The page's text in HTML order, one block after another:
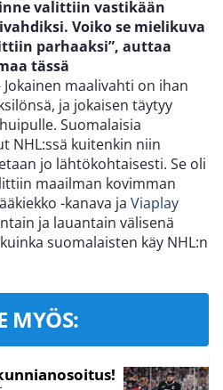
valittiin vastikään
Voiko se mielikuva
parhaaksi”, auttaa
tässä
Jokainen maalivahti on ihan
ja jokaisen täytyy
Suomalaisia
NHL:ssä kuitenkin niin
jo lähtökohtaisesti. Se oli
maailman kovimman
-kanava ja Viaplay
ja lauantain välisenä
suomalaisten käy NHL:n
MYÖS: